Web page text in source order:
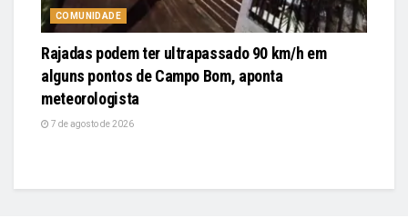
COMUNIDADE
Rajadas podem ter ultrapassado 90 km/h em
alguns pontos de Campo Bom, aponta
meteorologista
7 de agosto de 2026